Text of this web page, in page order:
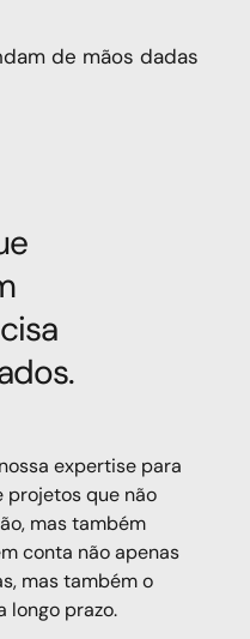
de mãos dadas
expertise para
projetos que não
mas também
conta não apenas
mas também o
longo prazo.